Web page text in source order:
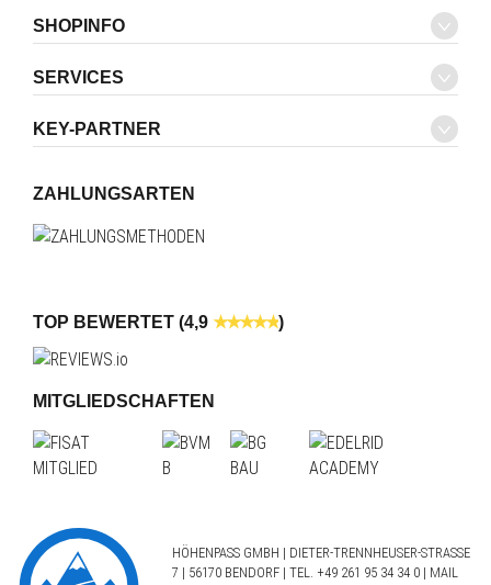
SHOPINFO
SERVICES
KEY-PARTNER
ZAHLUNGSARTEN
TOP BEWERTET (4,9 )
MITGLIEDSCHAFTEN
HÖHENPASS GMBH | DIETER-TRENNHEUSER-STRASSE 7
| 56170 BENDORF | TEL. +49 261 95 34 34 0| MAIL